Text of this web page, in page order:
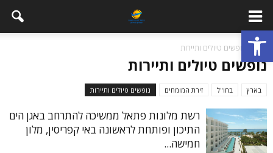
פתח סרגל נגישות
בית נופשים טיולים ותיירות
נופשים טיולים ותיירות
בארץ בחו"ל זירת המומחים נופשים טיולים ותיירות
רשת מלונות פתאל ממשיכה להתרחב באגן הים
התיכון ופותחת לראשונה באי קפריסין, מלון
חמישה...